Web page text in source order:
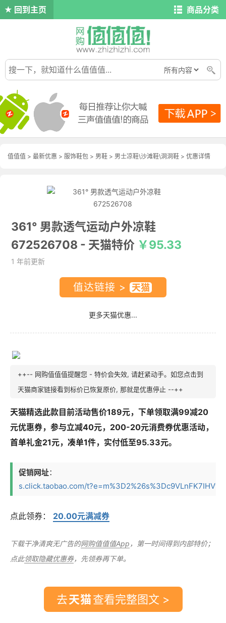
回到主页 商品分类
值值值 > 最新优惠 > 服饰鞋包 > 男鞋 > 男士凉鞋\沙滩鞋\洞洞鞋 > 优惠详情
361° 男款透气运动户外凉鞋
672526708 - 天猫特价 ￥95.33
1 年前更新
值达链接 >
更多天猫优惠...
++-- 网购值值值提醒您 - 特价会失效, 请赶紧动手。如您点击到
天猫商家链接看到标价已恢复原价, 那就是优惠停止 --++
天猫精选此款目前活动售价189元，下单领取满99减20
元优惠券，参与立减40元，200-20元消费券优惠活动，
首单礼金21元，凑单1件，实付低至95.33元。
促销网址：
s.click.taobao.com/
点此领券： 20.00元满减券
下载干净清爽无广告的网购值值值App ，第一时间得到内部特价；
点此领取隐藏优惠券，先领券再下单。
去 查看完整图文 >